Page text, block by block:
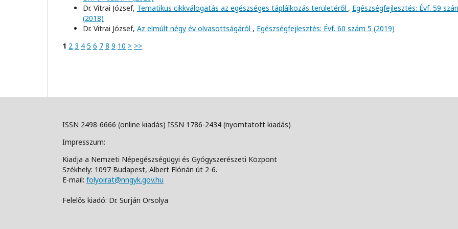
Dr. Vitrai József, Tematikus cikkválogatás az egészséges táplálkozás területéről , Egészségfejlesztés: Évf. 59
(2018)
Dr. Vitrai József, Az elmúlt négy év olvasottságáról , Egészségfejlesztés: Évf. 60 szám 5 (2019)
1 2 3 4 5 6 7 8 9 10 > >>
ISSN 2498-6666 (online kiadás) ISSN 1786-2434 (nyomtatott kiadás)
Impresszum:
Kiadja a Nemzeti Népegészségügyi és Gyógyszerészeti Központ
Székhely: 1097 Budapest, Albert Flórián út 2-6.
E-mail: folyoirat@nngyk.gov.hu
Felelős kiadó: Dr. Surján Orsolya